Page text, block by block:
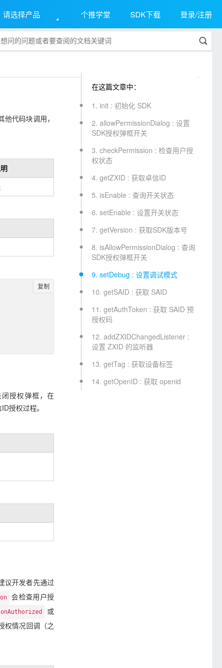
登录/注册
SDK下载
个推学堂
请选择产品
代码块调用，
复制
授权弹框，在
授权过程。
议开发者先通过
会检查用户授
onAuthorized
或
权情况回调（之
在这篇文章中：
1. init : 初始化 SDK
2. allowPermissionDialog : 设置
SDK授权弹框开关
3. checkPermission : 检查用户授
权状态
4. getZXID : 获取卓信ID
5. isEnable : 查询开关状态
6. setEnable : 设置开关状态
7. getVersion : 获取SDK版本号
8. isAllowPermissionDialog : 查询
SDK授权弹框开关
9. setDebug : 设置调试模式
10. getSAID : 获取 SAID
11. getAuthToken : 获取 SAID 预
授权码
12. addZXIDChangedListener :
设置 ZXID 的监听器
13. getTag : 获取设备标签
14. getOpenID : 获取 openid